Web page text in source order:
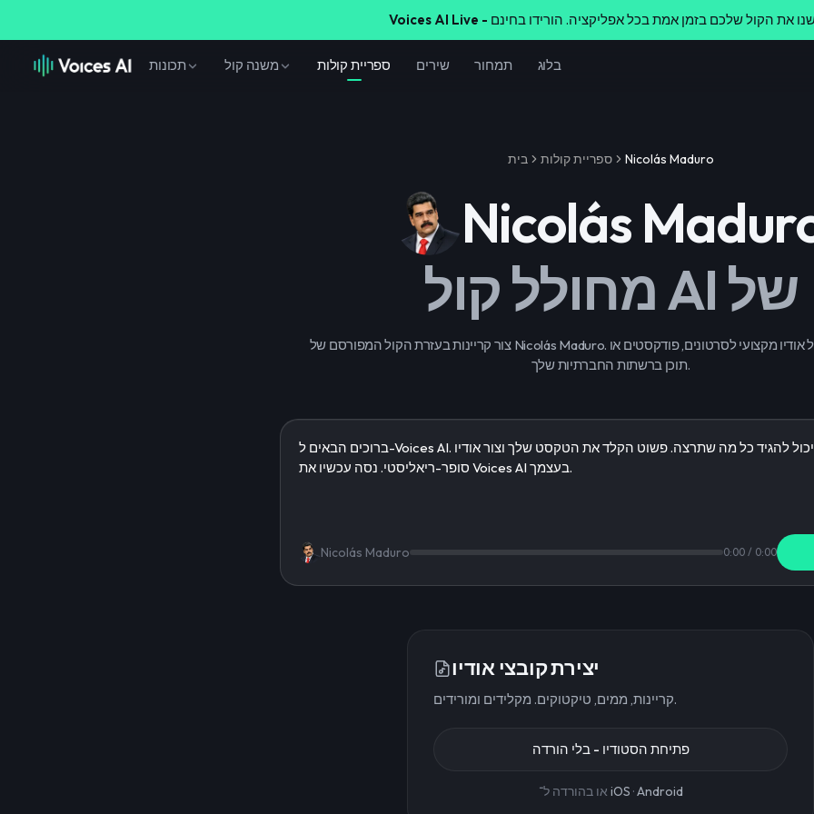
Voices AI Live -
תכונות משנה קול ספריית קולות שירים תמחור בלוג
בית ספריית קולות Nicolás Maduro
Nicolás
מחולל קול AI של
צור קריינות בעזרת הקול המפורסם של Nicolás Maduro. זו דרך פשוטה לקבל אודיו מקצועי לסרטונים, פודקסטים או
תוכן ברשתות החברתיות שלך.
Nicolás Maduro 0:00 / 0:00
יצירת קובצי אודיו
קריינות, ממים, טיקטוקים. מקלידים ומורידים.
פתיחת הסטודיו - בלי הורדה
או בהורדה ל־ iOS ·Android